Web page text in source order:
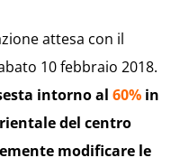
attesa con il
10 febbraio 2018.
intorno al 60% in
del centro
modificare le